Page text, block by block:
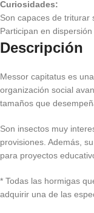
Curiosidades:
Son capaces de triturar
Participan en
Descripción
Messor capitatus es
organización social
tamaños que
Son insectos muy
provisiones. Además,
para proyectos
* Todas las hormigas
adquirir una de las